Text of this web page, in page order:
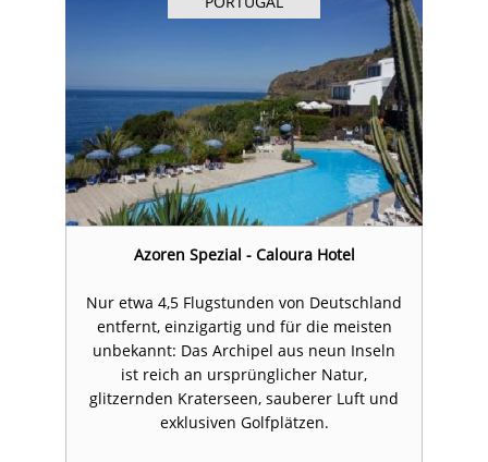
Azoren Spezial - Caloura Hotel
Nur etwa 4,5 Flugstunden von Deutschland
entfernt, einzigartig und für die meisten
unbekannt: Das Archipel aus neun Inseln
ist reich an ursprünglicher Natur,
glitzernden Kraterseen, sauberer Luft und
exklusiven Golfplätzen.